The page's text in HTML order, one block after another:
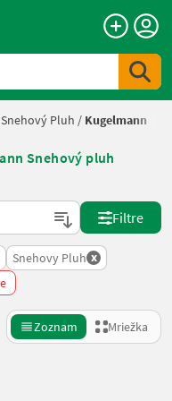
Snehový Pluh / Kugelmann
Snehový pluh
Filtre
Snehovy Pluh x
Zoznam Mriežka